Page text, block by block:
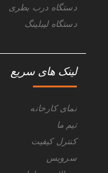
دستگاه درب بطری
دستگاه لیبلینگ
لینک های سریع
نمای کارخانه
تیم ما
کنترل کیفیت
سرویس